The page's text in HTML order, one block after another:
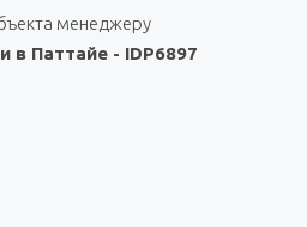
менеджеру
Паттайе - IDP6897